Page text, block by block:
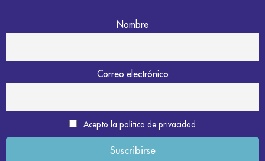
Nombre
Correo electrónico
Acepto la política de privacidad